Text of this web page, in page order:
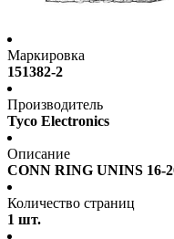
Маркировка
151382-2
Производитель
Tyco Electronics
Описание
CONN RING UNINS 16-
Количество страниц
1 шт.